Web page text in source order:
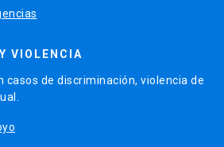
VIOLENCIA
casos de discriminación, violencia de